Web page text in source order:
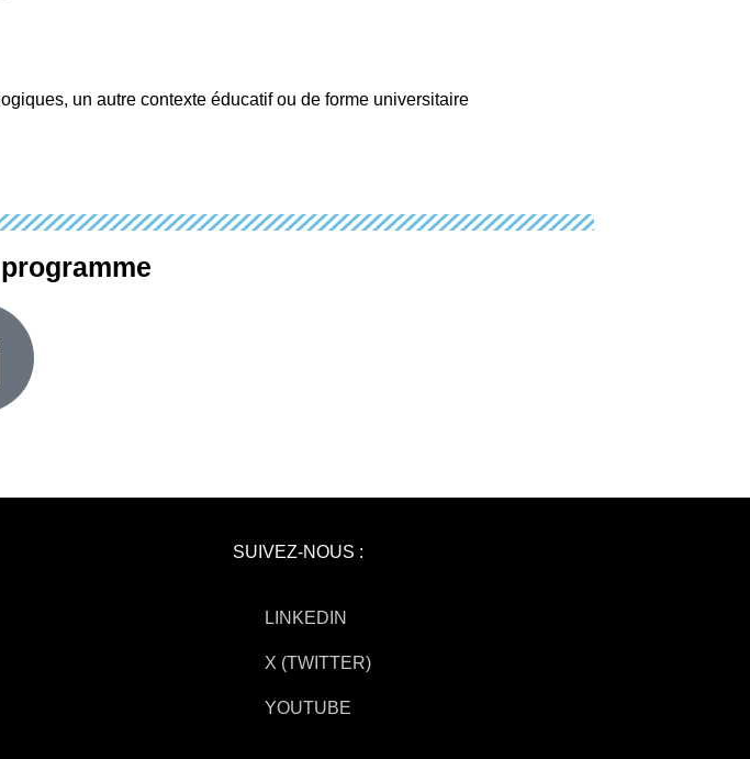
un autre contexte éducatif ou de forme universitaire
SUIVEZ-NOUS :
LINKEDIN
X (TWITTER)
YOUTUBE